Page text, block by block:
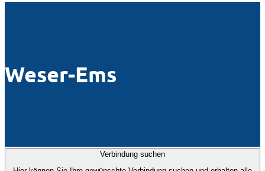
Weser-Ems
Verbindung suchen